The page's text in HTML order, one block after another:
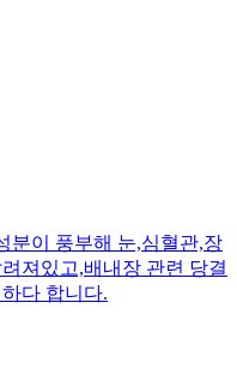
분이 풍부해 눈,심혈관,장
져있고,배내장 관련 당결
다 합니다.